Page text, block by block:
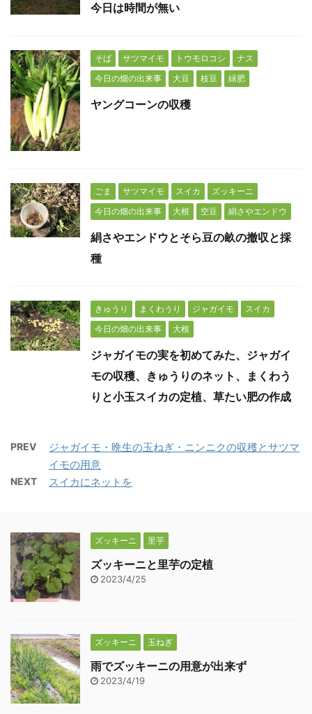
今日は時間が無い
そば サツマイモ トウモロコシ
ナス
今日の畑の出来事
大豆 枝豆 緑肥
ヤングコーンの収穫
ごま サツマイモ スイカ
ズッキーニ
今日の畑の出来事
大根 空豆 絹さやエンドウ
絹さやエンドウとそら豆の畝の撤収と採
種
きゅうり まくわうり ジャガイモ
スイカ
今日の畑の出来事
大根
ジャガイモの実を初めてみた、ジャガイ
モの収穫、きゅうりのネット、まくわう
りと小玉スイカの定植、草たい肥の作成
PREV
ジャガイモ・晩生の玉ねぎ・ニンニクの収穫とサツマ
イモの用意
NEXT スイカにネットを
ズッキーニ 里芋
ズッキーニと里芋の定植
2023/4/25
ズッキーニ 玉ねぎ
雨でズッキーニの用意が出来ず
2023/4/19